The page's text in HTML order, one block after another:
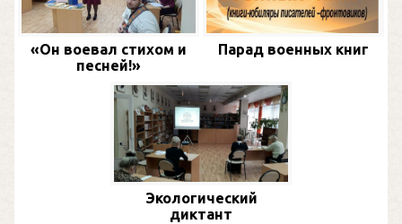
«Он воевал стихом и
песней!»
Парад военных книг
Экологический
диктант